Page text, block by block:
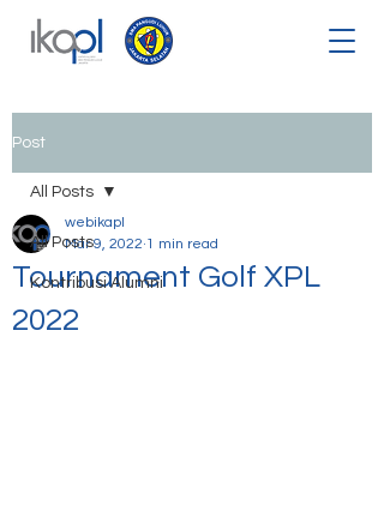
Post
All Posts
Kontribusi Alumni
All Posts
Tournament Golf XPL
2022
webikapl
Mar 9, 2022 1 min read